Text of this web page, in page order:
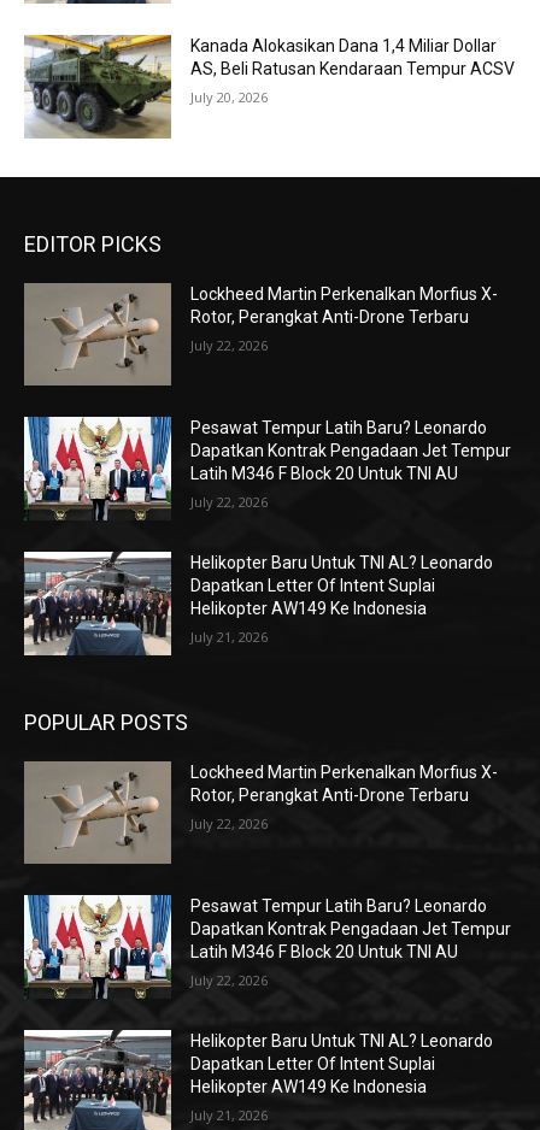
Kanada Alokasikan Dana 1,4 Miliar Dollar
AS, Beli Ratusan Kendaraan Tempur ACSV
July 20, 2026
EDITOR PICKS
Lockheed Martin Perkenalkan Morfius X-
Rotor, Perangkat Anti-Drone Terbaru
July 22, 2026
Pesawat Tempur Latih Baru? Leonardo
Dapatkan Kontrak Pengadaan Jet Tempur
Latih M346 F Block 20 Untuk TNI AU
July 22, 2026
Helikopter Baru Untuk TNI AL? Leonardo
Dapatkan Letter Of Intent Suplai
Helikopter AW149 Ke Indonesia
July 21, 2026
POPULAR POSTS
Lockheed Martin Perkenalkan Morfius X-
Rotor, Perangkat Anti-Drone Terbaru
July 22, 2026
Pesawat Tempur Latih Baru? Leonardo
Dapatkan Kontrak Pengadaan Jet Tempur
Latih M346 F Block 20 Untuk TNI AU
July 22, 2026
Helikopter Baru Untuk TNI AL? Leonardo
Dapatkan Letter Of Intent Suplai
Helikopter AW149 Ke Indonesia
July 21, 2026